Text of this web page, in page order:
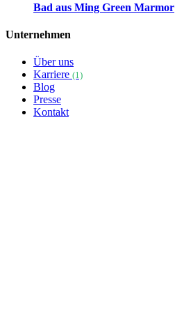
Bad aus Ming Green Marmor
Unternehmen
Über uns
Karriere (1)
Blog
Presse
Kontakt